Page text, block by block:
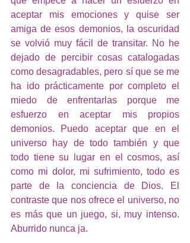
aceptar mis emociones y quise ser
amiga de esos demonios, la oscuridad
se volvió muy fácil de transitar. No he
dejado de percibir cosas catalogadas
como desagradables, pero sí que se me
ha ido prácticamente por completo el
miedo de enfrentarlas porque me
esfuerzo en aceptar mis propios
demonios. Puedo aceptar que en el
universo hay de todo también y que
todo tiene su lugar en el cosmos, así
como mi dolor, mi sufrimiento, todo es
parte de la conciencia de Dios. El
contraste que nos ofrece el universo, no
es más que un juego, si, muy intenso.
Aburrido nunca ja.